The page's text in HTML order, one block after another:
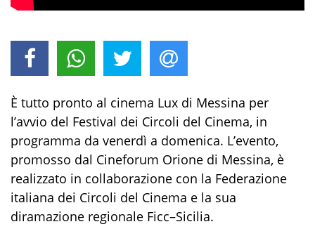
È tutto pronto al cinema Lux di Messina per
l’avvio del Festival dei Circoli del Cinema, in
programma da venerdì a domenica. L’evento,
promosso dal Cineforum Orione di Messina, è
realizzato in collaborazione con la Federazione
italiana dei Circoli del Cinema e la sua
diramazione regionale Ficc–Sicilia.